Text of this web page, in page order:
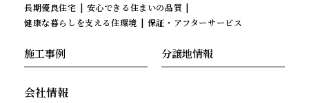
長期優良住宅
安心できる住まいの品質
健康な暮らしを支える住環境
保証・アフターサービス
施工事例 分譲地情報
会社情報